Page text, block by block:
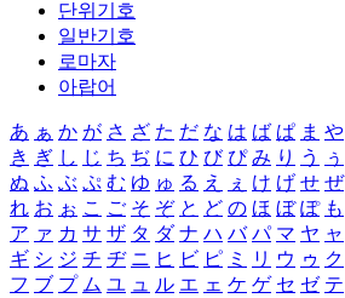
단위기호
일반기호
로마자
아랍어
あ ぁ か が さ ざ た だ な は ば ぱ ま や
き ぎ し じ ち ぢ に ひ び ぴ み り う ぅ
ぬ ふ ぶ ぷ む ゆ ゅ る え ぇ け げ せ ぜ
れ お ぉ こ ご そ ぞ と ど の ほ ぼ ぽ も
ア ァ カ サ ザ タ ダ ナ ハ バ パ マ ヤ ャ
ギ シ ジ チ ヂ ニ ヒ ビ ピ ミ リ ウ ゥ ク
フ ブ プ ム ユ ュ ル エ ェ ケ ゲ セ ゼ テ